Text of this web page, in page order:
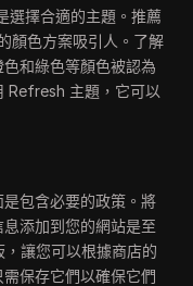
選擇合適的主題。推薦
顏色方案吸引人。了解
和綠色等顏色被認為
Refresh 主題，它可以
包含必要的政策。將
添加到您的網站是至
讓您可以根據商店的
保存它們以確保它們